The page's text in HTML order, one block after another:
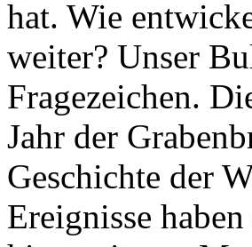
hat. Wie
weiter? Unser
Fragezeichen.
Jahr der
Geschichte der
Ereignisse